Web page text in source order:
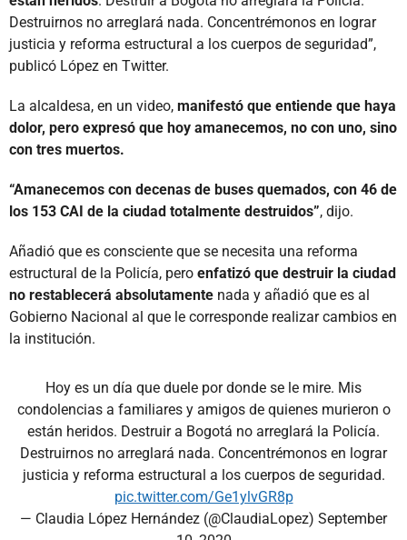
Destruirnos no arreglará nada. Concentrémonos en lograr
justicia y reforma estructural a los cuerpos de seguridad”,
publicó López en Twitter.
La alcaldesa, en un video, manifestó que entiende que haya
dolor, pero expresó que hoy amanecemos, no con uno, sino
con tres muertos.
“Amanecemos con decenas de buses quemados, con 46 de
los 153 CAI de la ciudad totalmente destruidos”, dijo.
Añadió que es consciente que se necesita una reforma
estructural de la Policía, pero enfatizó que destruir la ciudad
no restablecerá absolutamente nada y añadió que es al
Gobierno Nacional al que le corresponde realizar cambios en
la institución.
Hoy es un día que duele por donde se le mire. Mis
condolencias a familiares y amigos de quienes murieron o
están heridos. Destruir a Bogotá no arreglará la Policía.
Destruirnos no arreglará nada. Concentrémonos en lograr
justicia y reforma estructural a los cuerpos de seguridad.
pic.twitter.com/Ge1ylvGR8p
— Claudia López Hernández (@ClaudiaLopez) September